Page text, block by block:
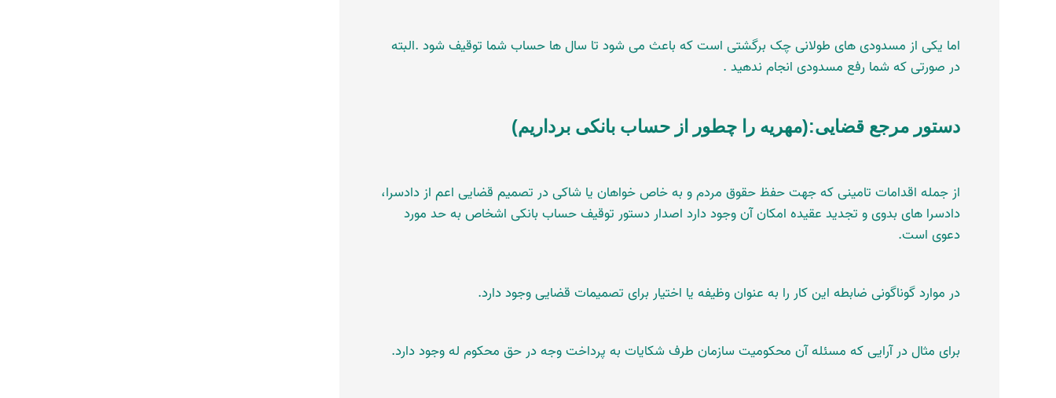
اما یکی از مسدودی های طولانی چک برگشتی است که باعث می شود تا سال ها حساب شما توقیف شود .البته
در صورتی که شما رفع مسدودی انجام ندهید .
دستور مرجع قضایی:(مهریه را چطور از حساب بانکی برداریم)
از جمله اقدامات تامینی که جهت حفظ حقوق مردم و به خاص خواهان یا شاکی در تصمیم قضایی اعم از دادسرا،
دادسرا های بدوی و تجدید عقیده امکان آن وجود دارد اصدار دستور توقیف حساب بانکی اشخاص به حد مورد
دعوی است.
در موارد گوناگونی ضابطه این کار را به عنوان وظیفه یا اختیار برای تصمیمات قضایی وجود دارد.
برای مثال در آرایی که مسئله آن محکومیت سازمان طرف شکایات به پرداخت وجه در حق محکوم له وجود دارد.